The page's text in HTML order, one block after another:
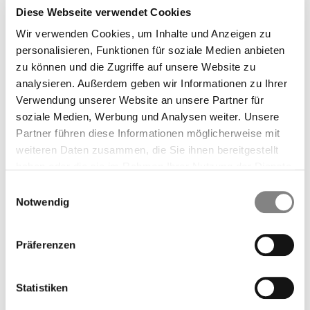
Diese Webseite verwendet Cookies
Wir verwenden Cookies, um Inhalte und Anzeigen zu
personalisieren, Funktionen für soziale Medien anbieten
zu können und die Zugriffe auf unsere Website zu
analysieren. Außerdem geben wir Informationen zu Ihrer
Verwendung unserer Website an unsere Partner für
soziale Medien, Werbung und Analysen weiter. Unsere
Partner führen diese Informationen möglicherweise mit
weiteren Daten zusammen, die Sie ihnen bereitgestellt
Notwendig
Präferenzen
Statistiken
Speichergröße vorgenommen haben, ist es wichtig, Ihr
persönliches Nutzungsprofil und mögliche zukünftige
Entwicklungen in die Planung einzubeziehen.
Wie das Nutzungsprofil die
Speichergröße beeinflusst
Es zählt nicht nur, wie viel Strom Sie insgesamt
sogenannte Bürohaushalte – wird der Großteil des Stroms
(bis zu 70 %) in den Abend- und Morgenstunden verbraucht,
wenn die PV-Anlage keinen Strom produziert. In solchen
Fällen kann ein größerer Speicher sinnvoll sein, um diese
Anders sieht es bei Homeoffice-Nutzern oder
Gewerbebetrieben aus. Hier wird der Solarstrom oft direkt